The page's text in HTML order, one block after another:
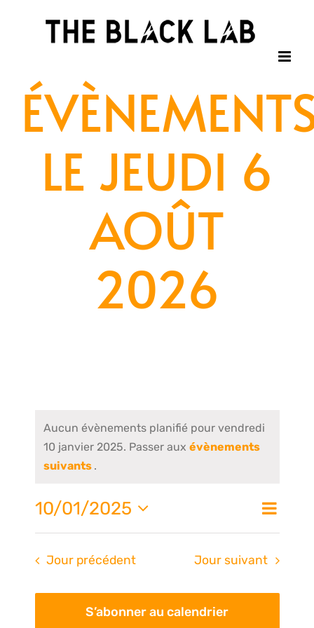
LE JEUDI 6
AOÛT
2026
Aucun évènements planifié pour vendredi
10 janvier 2025. Passer aux évènements
suivants .
de
Jour
10/01/2025
Sélectionnez
date.
Jour précédent Jour suivant
S’abonner au calendrier